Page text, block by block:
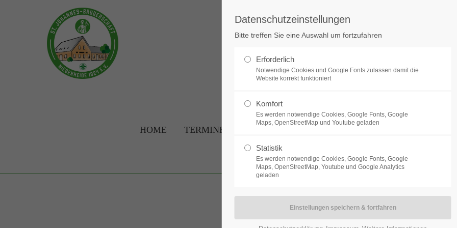
Login
Benutzername Lorem ipsum dolor sit amet:
/ 365days
We offer support for our customers
Mon - Fri 8:00am - 5:00pm
+44 1234 567 890
HOME TERMINE
Datenschutzeinstellungen
Bitte treffen Sie eine Auswahl um fortzufahren
Erforderlich
Notwendige Cookies und Google Fonts zulassen damit die
Website korrekt funktioniert
Komfort
Es werden notwendige Cookies, Google Fonts, Google
Maps, OpenStreetMap und Youtube geladen
Statistik
Es werden notwendige Cookies, Google Fonts, Google
Maps, OpenStreetMap, Youtube und Google Analytics
geladen